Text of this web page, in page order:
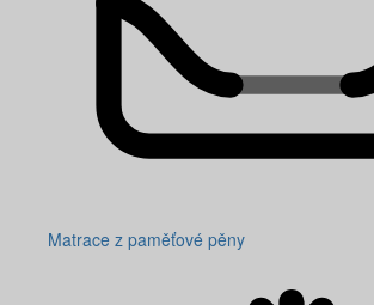
Matrace z paměťové pěny